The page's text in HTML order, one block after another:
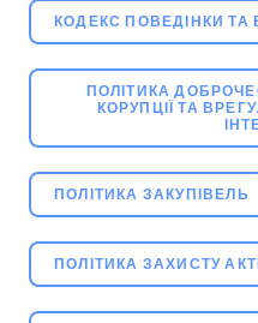
КОДЕКС ПОВЕДІНКИ ТА
ПОЛІТИКА
КОРУПЦІЇ ТА
ПОЛІТИКА ЗАКУПІВЕЛЬ
ПОЛІТИКА ЗАХИСТУ